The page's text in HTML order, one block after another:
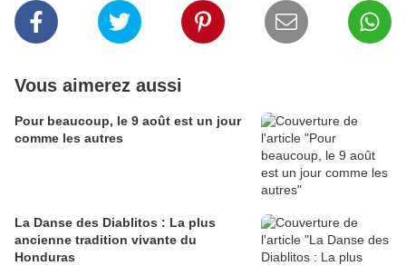
Vous aimerez aussi
Pour beaucoup, le 9 août est un jour
comme les autres
La Danse des Diablitos : La plus
ancienne tradition vivante du
Honduras